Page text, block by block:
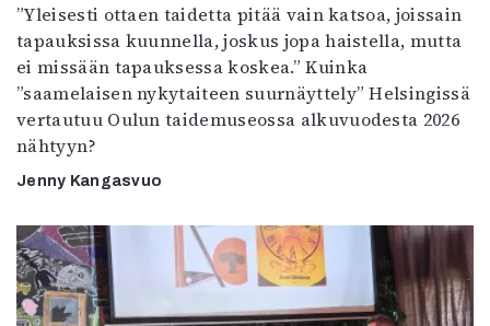
”Yleisesti ottaen taidetta pitää vain katsoa, joissain
tapauksissa kuunnella, joskus jopa haistella, mutta
ei missään tapauksessa koskea.” Kuinka
”saamelaisen nykytaiteen suurnäyttely” Helsingissä
vertautuu Oulun taidemuseossa alkuvuodesta 2026
nähtyyn?
Jenny Kangasvuo